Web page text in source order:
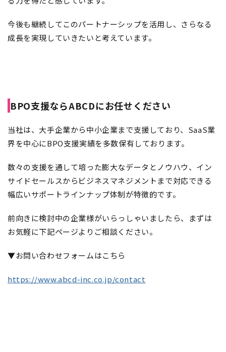
今後も継続してこのパートナーシップを活用し、さらなる
成長を実現していきたいと考えています。
BPO支援ならABCDにお任せください
当社は、大手企業から中小企業まで支援しており、SaaS業
界を中心にBPO支援実績を多数保有しております。
数々の支援を通して培った膨大なデータとノウハウ、イン
サイドセールスからビジネスマネジメントまで対応できる
幅広いサポートラインナップ体制が特徴的です。
前向きに検討中の企業様がいらっしゃいましたら、まずは
お気軽に下記ページよりご相談ください。
▼お問い合わせフォームはこちら
https://www.abcd-inc.co.jp/contact